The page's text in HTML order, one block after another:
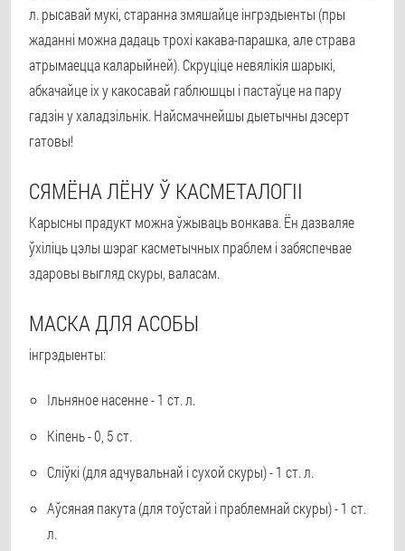
л. рысавай мукі, старанна змяшайце інгрэдыенты (пры
жаданні можна дадаць трохі какава-парашка, але страва
атрымаецца каларыйней). Скруціце невялікія шарыкі,
абкачайце іх у какосавай габлюшцы і пастаўце на пару
гадзін у халадзільнік. Найсмачнейшы дыетычны дэсерт
гатовы!
СЯМЁНА ЛЁНУ Ў КАСМЕТАЛОГІІ
Карысны прадукт можна ўжываць вонкава. Ён дазваляе
ўхіліць цэлы шэраг касметычных праблем і забяспечвае
здаровы выгляд скуры, валасам.
МАСКА ДЛЯ АСОБЫ
інгрэдыенты:
Ільняное насенне - 1 ст. л.
Кіпень - 0, 5 ст.
Сліўкі (для адчувальнай і сухой скуры) - 1 ст. л.
Аўсяная пакута (для тоўстай і праблемнай скуры) - 1 ст.
л.